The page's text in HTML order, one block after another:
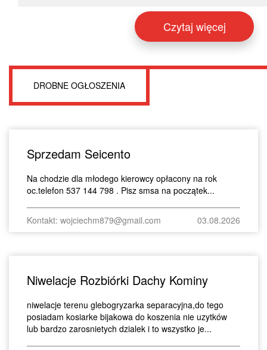
Czytaj więcej
DROBNE OGŁOSZENIA
Sprzedam Seicento
Na chodzie dla młodego kierowcy opłacony na rok
oc.telefon 537 144 798 . Pisz smsa na początek...
Kontakt: wojciechm879@gmail.com 03.08.2026
Niwelacje Rozbiórki Dachy Kominy
niwelacje terenu glebogryzarka separacyjna,do tego
posiadam kosiarke bijakowa do koszenia nie uzytków
lub bardzo zarosnietych dzialek i to wszystko je...